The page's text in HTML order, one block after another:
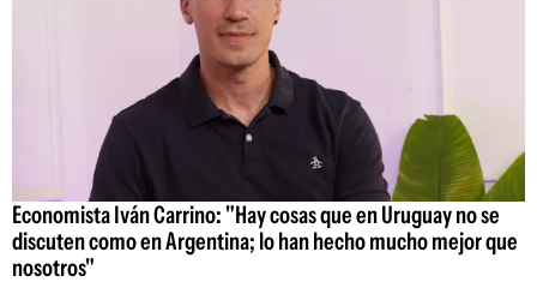
Economista Iván Carrino: "Hay cosas que en Uruguay no se
discuten como en Argentina; lo han hecho mucho mejor que
nosotros"